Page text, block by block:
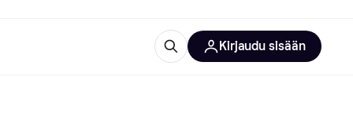
Kirjaudu sisään